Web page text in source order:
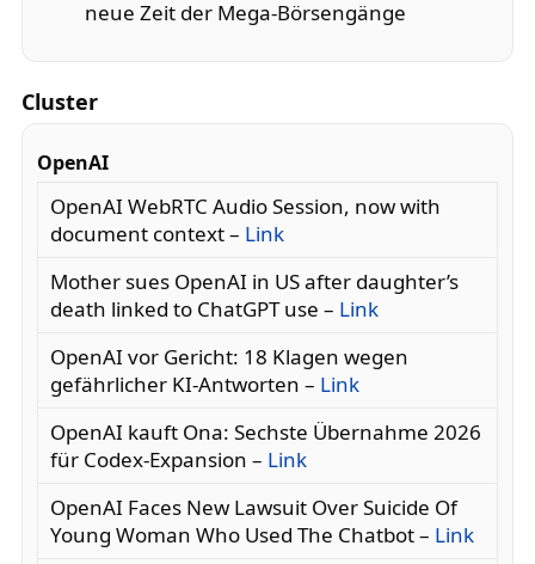
neue Zeit der Mega-Börsengänge
Cluster
OpenAI
OpenAI WebRTC Audio Session, now with
document context – Link
Mother sues OpenAI in US after daughter’s
death linked to ChatGPT use – Link
OpenAI vor Gericht: 18 Klagen wegen
gefährlicher KI-Antworten – Link
OpenAI kauft Ona: Sechste Übernahme 2026
für Codex-Expansion – Link
OpenAI Faces New Lawsuit Over Suicide Of
Young Woman Who Used The Chatbot – Link